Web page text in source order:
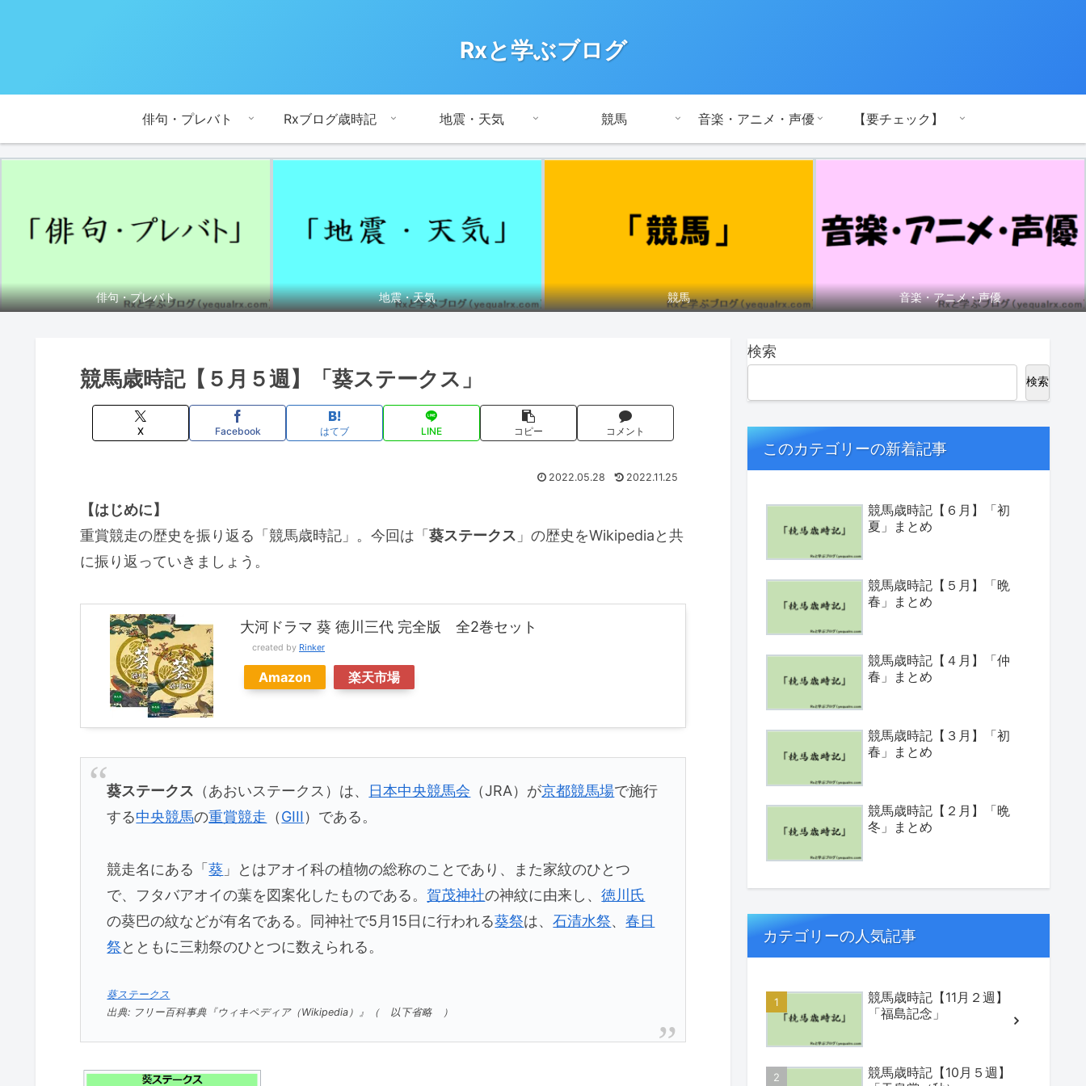
Rxと学ぶブログ
俳句・プレバト Rxブログ歳時記 地震・天気 競馬 音楽・アニメ・声優 【要チェック】
俳句・プレバト 地震・天気 競馬 音楽・アニメ・声優
競馬歳時記【５月５週】「葵ステークス」
X Facebook はてブ LINE コピー コメント
2022.05.28 2022.11.25
【はじめに】
重賞競走の歴史を振り返る「競馬歳時記」。今回は「 葵ステークス 」の歴史をWikipediaと共
に振り返っていきましょう。
大河ドラマ 葵 徳川三代 完全版 全2巻セット
created by Rinker
Amazon 楽天市場
葵ステークス （あおいステークス）は、 日本中央競馬会 （JRA）が京都競馬場で施行
する中央競馬の重賞競走 （GIII）である。
競走名にある「葵 」とはアオイ科の植物の総称のことであり、また家紋のひとつ
で、フタバアオイの葉を図案化したものである。 賀茂神社の神紋に由来し、徳川氏
の葵巴の紋などが有名である。同神社で5月15日に行われる葵祭は、石清水祭、春日
祭とともに三勅祭のひとつに数えられる。
葵ステークス
出典: フリー百科事典『ウィキペディア（Wikipedia）』（ 以下省略 ）
検索
検索
このカテゴリーの新着記事
競馬歳時記【６月】「初
夏」まとめ
競馬歳時記【５月】「晩
春」まとめ
競馬歳時記【４月】「仲
春」まとめ
競馬歳時記【３月】「初
春」まとめ
競馬歳時記【２月】「晩
冬」まとめ
カテゴリーの人気記事
競馬歳時記【11月２週】
「福島記念」
競馬歳時記【10月５週】